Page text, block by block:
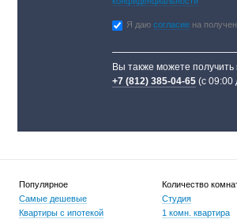
Я даюсогласие на
Вы также можете
+7 (812) 385-04-65 (с 09:00
Популярное
Самые дешевые
Квартиры с ипотекой
Количество
Студия
1 комн. квартира